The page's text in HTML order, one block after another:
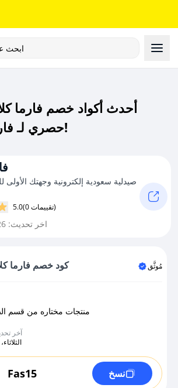
ابحث
أحدث أكواد خصم فارما
حصري لـ فارما كلاودز الآن!
صيدلية سعودية إلكترونية وجهتك الأولى
5.0 (0 تقييمات)
اخر تحديث: 07/08/2026
كود خصم فارما مُوثَّق
منتجات مختاره من قسم
آخر
الثلاثاء، 4 أغسطس
Fas15 نسخ